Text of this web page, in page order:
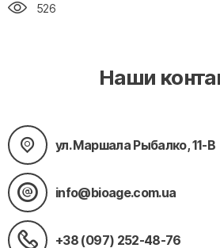
526
Наши
ул. Маршала Рыбалко, 11-В
info@bioage.com.ua
+38 (097) 252-48-76